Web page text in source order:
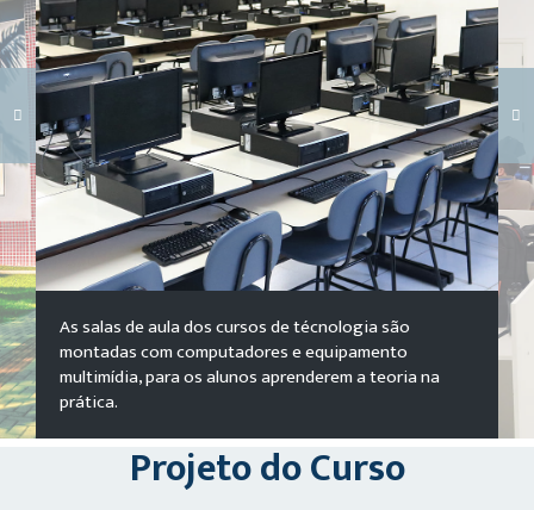
Carregando galeria...
As salas de aula dos cursos de técnologia são
montadas com computadores e equipamento
multimídia, para os alunos aprenderem a teoria na
prática.
Projeto do Curso